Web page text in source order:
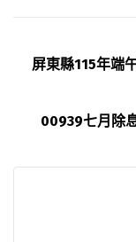
屏東縣115年端
00939七月除